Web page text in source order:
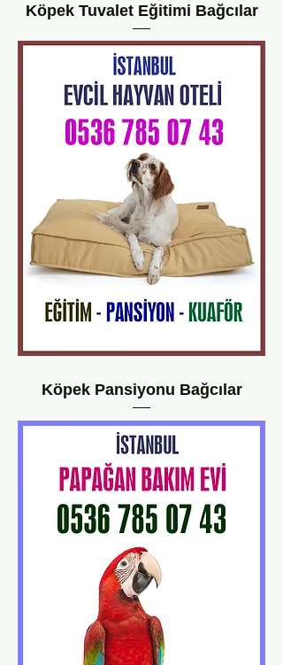
Köpek Tuvalet Eğitimi Bağcılar
Köpek Pansiyonu Bağcılar